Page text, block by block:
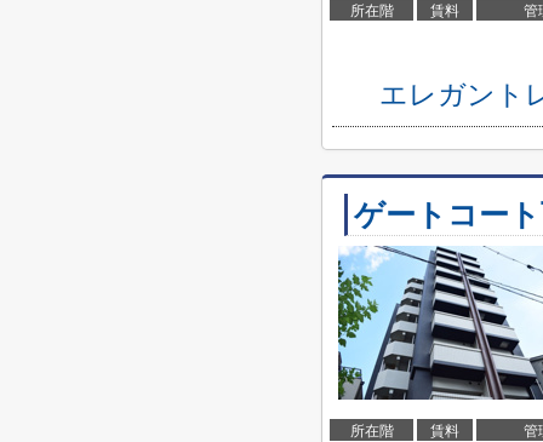
所在階 賃料 管
エレガント
ゲートコー
所在階 賃料 管